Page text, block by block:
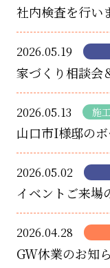
社内検査を行い
2026.05.19
家づくり相談会
2026.05.13 施
山口市I様邸のボ
2026.05.02
イベントご来場
2026.04.28
GW休業のお知